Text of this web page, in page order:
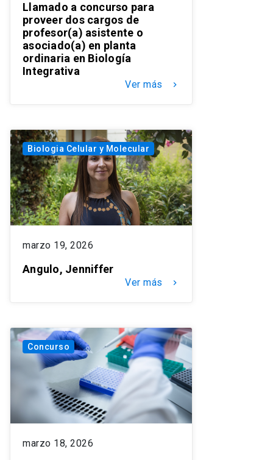
Llamado a concurso para
proveer dos cargos de
profesor(a) asistente o
asociado(a) en planta
ordinaria en Biología
Integrativa
Ver más keyboard_arrow_right
Biologia Celular y Molecular
marzo 19, 2026
Angulo, Jenniffer
Ver más keyboard_arrow_right
Concurso
marzo 18, 2026